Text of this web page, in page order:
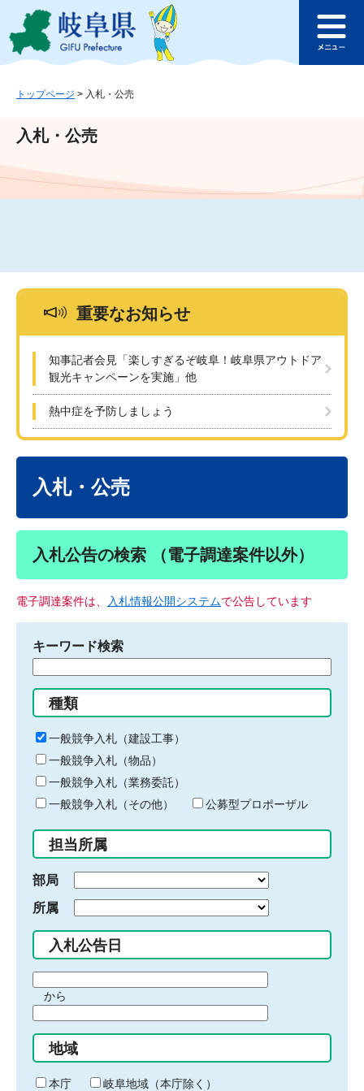
ジ
ュ
文
このページの本文へ
ュ
トップページ > 入札・公売
入札・公売
重要なお知らせ
知事記者会見「楽しすぎるぞ岐阜！岐阜県アウトドア
観光キャンペーンを実施」他
熱中症を予防しましょう
入札・公売
入札公告の検索 （電子調達案件以外）
電子調達案件は、 入札情報公開システムで公告しています
キーワード検索
る
キ
ー
ワ
ー
ド
入
力
種類
一般競争入札（建設工事）
一般競争入札（物品）
一般競争入札（業務委託）
一般競争入札（その他）
公募型プロポーザル
担当所属
部局
所属
入札公告日
間
始
り
から
間
終
わ
地域
本庁
岐阜地域（本庁除く）